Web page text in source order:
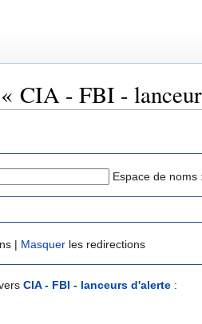
CIA - FBI -
Espace de noms :
| Masquer les redirections
CIA - FBI - lanceurs d'alerte :